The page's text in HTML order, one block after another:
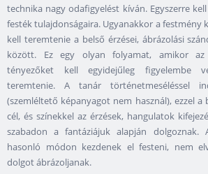
technika nagy odafigyelést kíván. Egyszerre
festék tulajdonságaira. Ugyanakkor a festmény
kell teremtenie a belső érzései, ábrázolási
között. Ez egy olyan folyamat, amikor az
tényezőket kell egyidejűleg figyelembe
teremtenie. A tanár történetmeséléssel
(szemléltető képanyagot nem használ), ezzel a
cél, és színekkel az érzések, hangulatok
szabadon a fantáziájuk alapján dolgoznak.
hasonló módon kezdenek el festeni, nem
dolgot ábrázoljanak.